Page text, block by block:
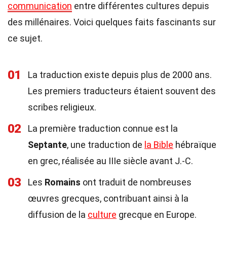
communication entre différentes cultures depuis
des millénaires. Voici quelques faits fascinants sur
ce sujet.
01
La traduction existe depuis plus de 2000 ans.
Les premiers traducteurs étaient souvent des
scribes religieux.
02
La première traduction connue est la
Septante, une traduction de la Bible hébraïque
en grec, réalisée au IIIe siècle avant J.-C.
03 Les Romains ont traduit de nombreuses
œuvres grecques, contribuant ainsi à la
diffusion de la culture grecque en Europe.